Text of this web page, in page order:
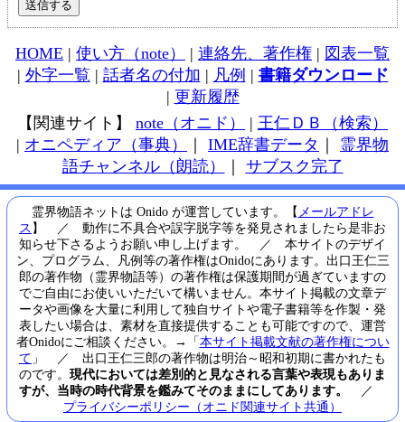
HOME | 使い方（note） | 連絡先、著作権 | 図表一覧
| 外字一覧 | 話者名の付加 | 凡例 | 書籍ダウンロード
| 更新履歴
【関連サイト】 note（オニド） | 王仁ＤＢ（検索）
| オニペディア（事典） ｜ IME辞書データ ｜ 霊界物
語チャンネル（朗読）
｜ サブスク完了
霊界物語ネットは Onido が運営しています。【 メールアドレ
ス 】 ／ 動作に不具合や誤字脱字等を発見されましたら是非お
知らせ下さるようお願い申し上げます。 ／ 本サイトのデザイ
ン、プログラム、凡例等の著作権はOnidoにあります。出口王仁三
郎の著作物（霊界物語等）の著作権は保護期間が過ぎていますの
でご自由にお使いいただいて構いません。本サイト掲載の文章デ
ータや画像を大量に利用して独自サイトや電子書籍等を作製・発
表したい場合は、素材を直接提供することも可能ですので、運営
者Onidoにご相談ください。→「本サイト掲載文献の著作権につい
て 」 ／ 出口王仁三郎の著作物は明治～昭和初期に書かれたも
のです。 現代においては差別的と見なされる言葉や表現もありま
すが、当時の時代背景を鑑みてそのままにしてあります。
／
プライバシーポリシー（オニド関連サイト共通）